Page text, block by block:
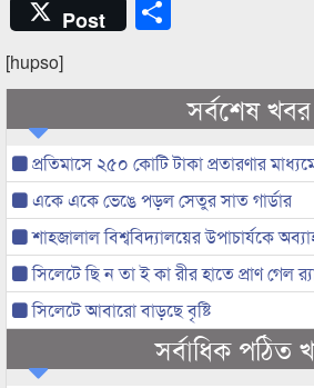
Post
[hupso]
সর্বশেষ খবর
প্রতিমাসে ২৫০ কোটি টাকা প্রতারণার
একে একে ভেঙে পড়ল সেতুর সাত গার্ডার
শাহজালাল বিশ্ববিদ্যালয়ের উপাচার্যকে
সিলেটে ছি ন তা ই কা রীর হাতে প্রাণ গেল
সিলেটে আবারো বাড়ছে বৃষ্টি
সর্বাধিক পঠিত